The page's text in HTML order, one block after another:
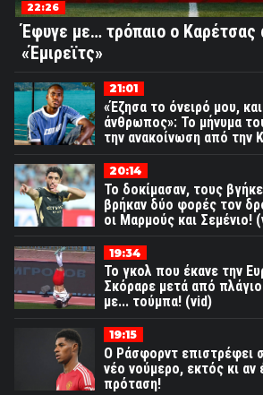
22:26
Έφυγε με… τρόπαιο ο Καρέτσας
«Έμιρεϊτς»
21:01
«Έζησα το όνειρό μου,
άνθρωπος»: Το μήνυμα
την ανακοίνωση από την
20:14
Το δοκίμασαν, τους
βρήκαν δύο φορές τον
οι Μαρμούς και Σεμένιο!
19:34
Το γκολ που έκανε την
Σκόραρε μετά από
με... τούμπα! (vid)
19:15
Ο Ράσφορντ επιστρέφει
νέο νούμερο, εκτός κι αν
πρόταση!